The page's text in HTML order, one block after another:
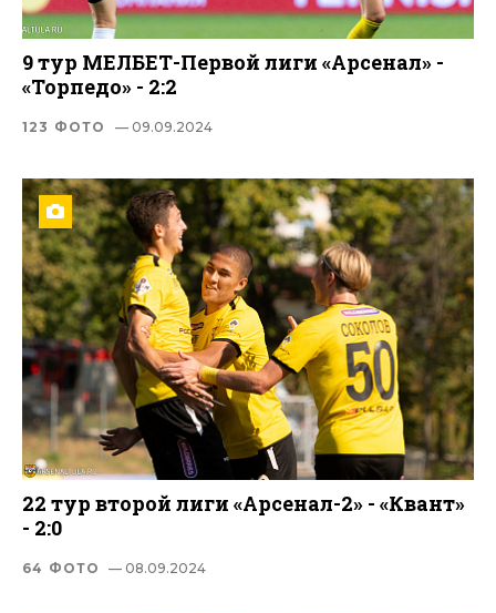
9 тур МЕЛБЕТ-Первой лиги «Арсенал» -
«Торпедо» - 2:2
123 ФОТО — 09.09.2024
22 тур второй лиги «Арсенал-2» - «Квант»
- 2:0
64 ФОТО — 08.09.2024